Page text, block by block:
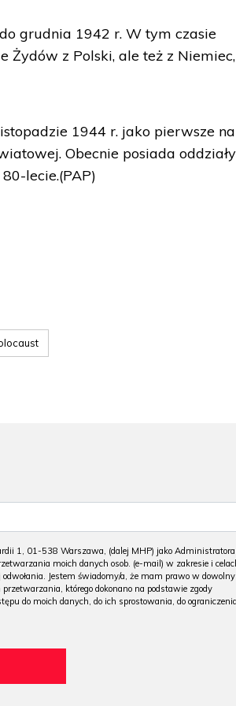
grudnia 1942 r. W tym czasie
Żydów z Polski, ale też z Niemiec,
1944 r. jako pierwsze na
Obecnie posiada
lecie.(PAP)
1, 01-538 Warszawa, (dalej MHP) jako Administratora
moich danych osob. (e-mail) w zakresie i
Jestem świadomy/a, że mam prawo w
którego dokonano na podstawie zgody
do moich danych, do ich sprostowania, do